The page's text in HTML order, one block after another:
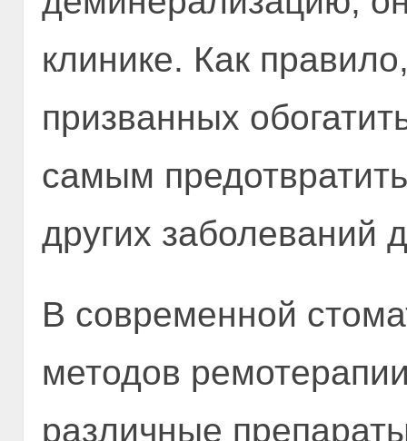
клинике. Как
призванных
самым
других заболеваний
В современной
методов
различные